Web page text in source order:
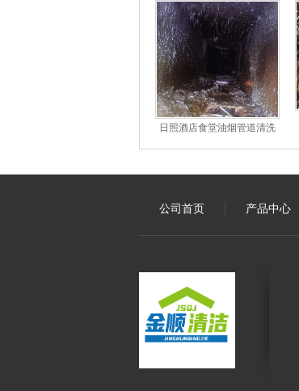
日照酒店食堂油烟管道清洗
公司首页 产品中心